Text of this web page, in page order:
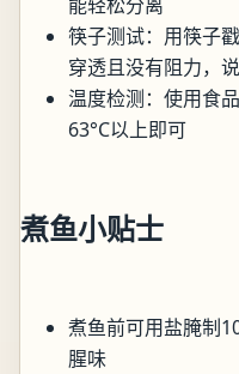
筷子测试：用筷子
穿透且没有阻力，
温度检测：使用食
63°C以上即可
煮鱼小贴士
煮鱼前可用盐腌制
腥味